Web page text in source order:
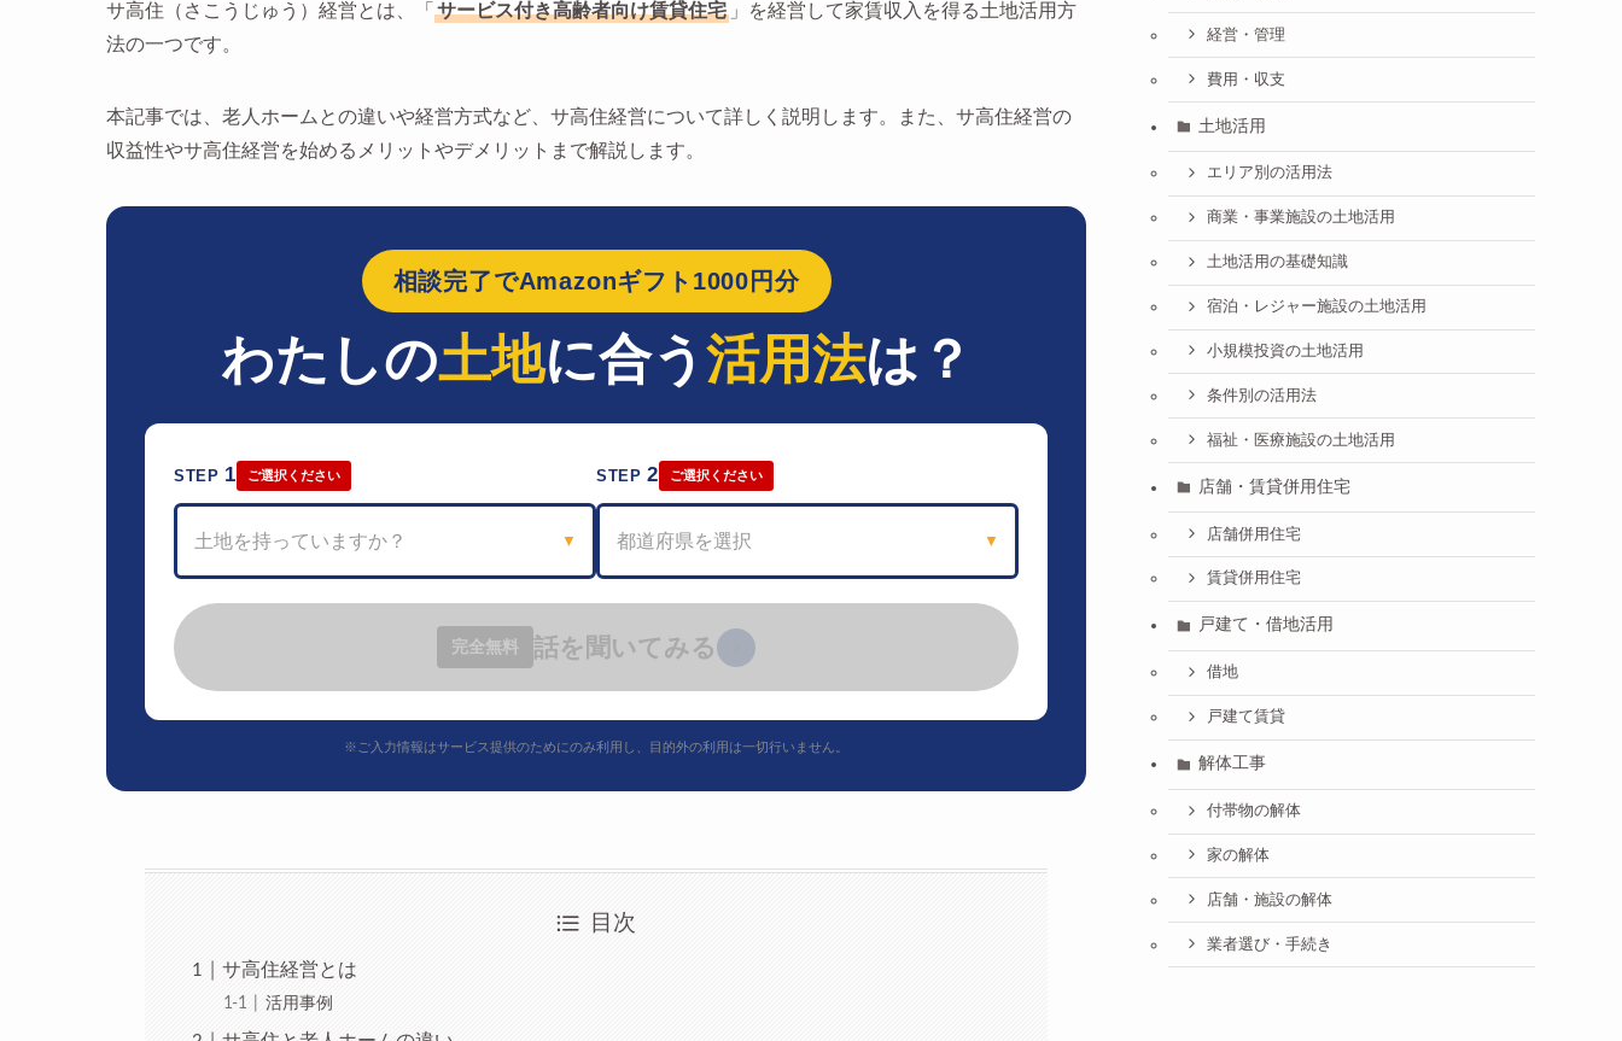
サ高住（さこうじゅう）経営とは、「 サービス付き高齢者向け賃貸住宅 」を経営して家賃収入を得る土地活用方
法の一つです。
本記事では、老人ホームとの違いや経営方式など、サ高住経営について詳しく説明します。また、サ高住経営の
収益性やサ高住経営を始めるメリットやデメリットまで解説します。
相談完了でAmazonギフト1000円分
わたしの土地に合う 活用法は？
STEP 1 ご選択ください
土地を持っていますか？ ▼
STEP2 ご選択ください
都道府県を選択 ▼
完全無料 話を聞いてみる
※ご入力情報はサービス提供のためにのみ利用し、目的外の利用は一切行いません。
目次
サ高住経営とは
活用事例
経営・管理
費用・収支
土地活用
エリア別の活用法
商業・事業施設の土地活用
土地活用の基礎知識
宿泊・レジャー施設の土地活用
小規模投資の土地活用
条件別の活用法
福祉・医療施設の土地活用
店舗・賃貸併用住宅
店舗併用住宅
賃貸併用住宅
戸建て・借地活用
借地
戸建て賃貸
解体工事
付帯物の解体
家の解体
店舗・施設の解体
業者選び・手続き